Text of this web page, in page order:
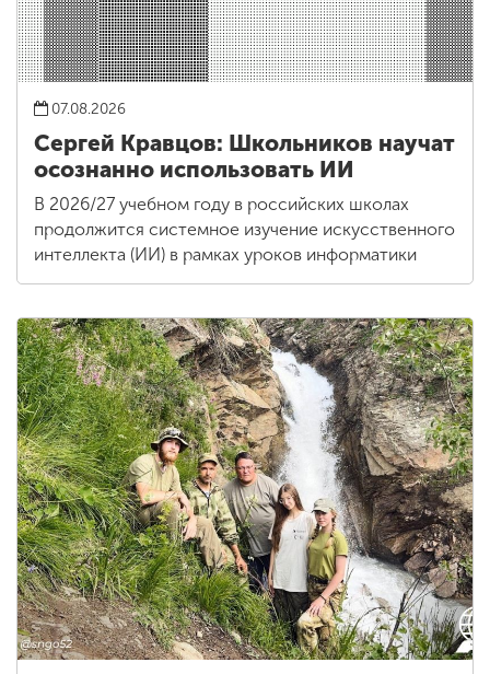
07.08.2026
Сергей Кравцов: Школьников научат
осознанно использовать ИИ
В 2026/27 учебном году в российских школах
продолжится системное изучение искусственного
интеллекта (ИИ) в рамках уроков информатики